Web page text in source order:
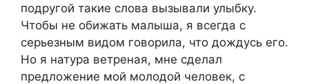
подругой такие слова вызывали улыбку.
Чтобы не обижать малыша, я всегда с
серьезным видом говорила, что дождусь его.
Но я натура ветреная, мне сделал
предложение мой молодой человек, с